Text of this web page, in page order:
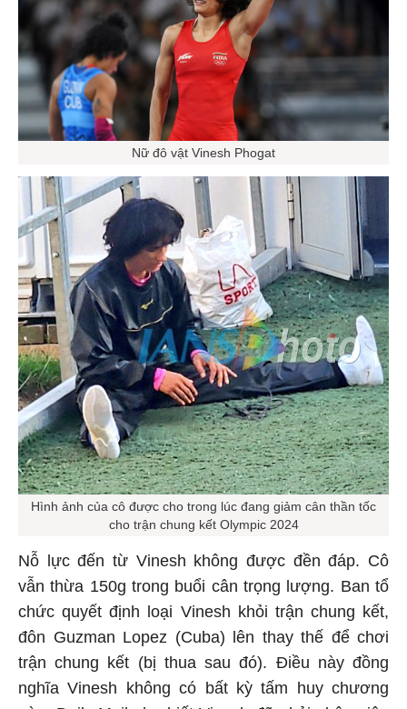
Nữ đô vật Vinesh Phogat
Hình ảnh của cô được cho trong lúc đang giảm cân thần tốc
cho trận chung kết Olympic 2024
Nỗ lực đến từ Vinesh không được đền đáp. Cô
vẫn thừa 150g trong buổi cân trọng lượng. Ban tổ
chức quyết định loại Vinesh khỏi trận chung kết,
đôn Guzman Lopez (Cuba) lên thay thế để chơi
trận chung kết (bị thua sau đó). Điều này đồng
nghĩa Vinesh không có bất kỳ tấm huy chương